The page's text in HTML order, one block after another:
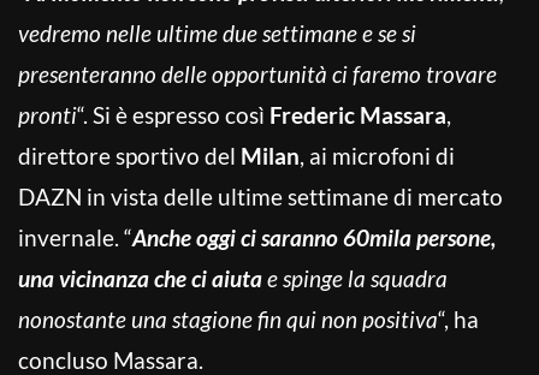
vedremo nelle ultime due settimane e se si
presenteranno delle opportunità ci faremo trovare
pronti“. Si è espresso così Frederic Massara,
direttore sportivo del Milan, ai microfoni di
DAZN in vista delle ultime settimane di mercato
invernale. “Anche oggi ci saranno 60mila persone,
una vicinanza che ci aiutae spinge la squadra
nonostante una stagione fin qui non positiva“, ha
concluso Massara.